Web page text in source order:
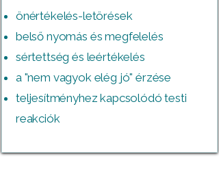
önértékelés-letörések
belső nyomás és megfelelés
sértettség és leértékelés
a "nem vagyok elég jó" érzése
teljesítményhez kapcsolódó testi
reakciók